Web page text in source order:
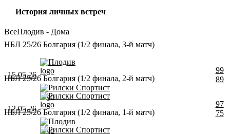
История личных встреч
ВсеПлодив - Дома
НБЛ 25/26 Болгария (1/2 финала, 3-й матч)
15.05.26
Плодив
Рилски Спортист
99
89
НБЛ 25/26 Болгария (1/2 финала, 2-й матч)
12.05.26
Рилски Спортист
Плодив
97
75
НБЛ 25/26 Болгария (1/2 финала, 1-й матч)
Рилски Спортист